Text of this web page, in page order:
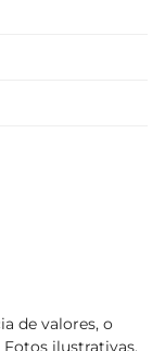
de valores, o
ilustrativas.